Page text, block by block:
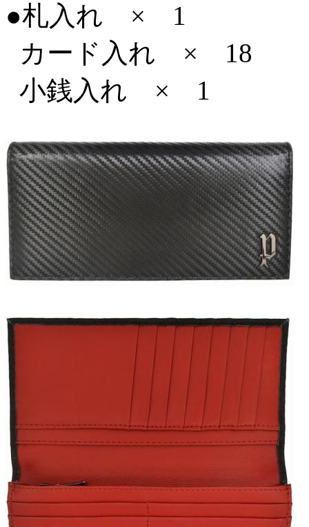
●札入れ × 1
カード入れ × 18
小銭入れ × 1